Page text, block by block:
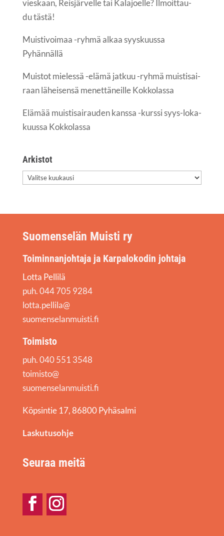
vies­kaan, Reis­jär­vel­le tai Kala­joel­le? Ilmoit­tau­
du tästä!
Muis­ti­voi­maa -ryh­mä alkaa syys­kuus­sa
Pyhännällä
Muis­tot mie­les­sä -elä­mä jat­kuu -ryh­mä muis­ti­sai­
raan lähei­sen­sä menet­tä­neil­le Kokkolassa
Elä­mää muis­ti­sai­rau­den kans­sa -kurs­si syys-loka­
kuus­sa Kokkolassa
Arkis­tot
Arkis­
Suomenselän Muisti ry
Toiminnanjohtaja ja Karpalokodin johtaja
Lotta Pellilä
puh. 044 705 9284
lotta.pellila@
suomenselanmuisti.fi
Toimisto
puh. 040 551 3548
toimisto@
suomenselanmuisti.fi
Köpsintie 17, 86800 Pyhäsalmi
Laskutusohje
Seuraa meitä